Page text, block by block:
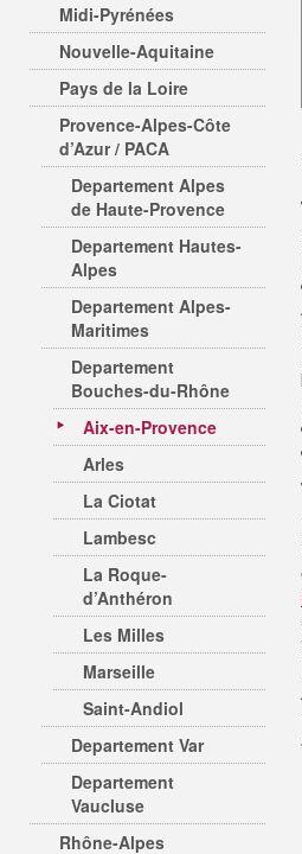
Midi-Pyrénées
Nouvelle-Aquitaine
Pays de la Loire
Provence-Alpes-Côte
d’Azur / PACA
Departement Alpes
de Haute-Provence
Departement Hautes-
Alpes
Departement Alpes-
Maritimes
Departement
Bouches-du-Rhône
Aix-en-Provence
Arles
La Ciotat
Lambesc
La Roque-
d’Anthéron
Les Milles
Marseille
Saint-Andiol
Departement Var
Departement
Vaucluse
Rhône-Alpes